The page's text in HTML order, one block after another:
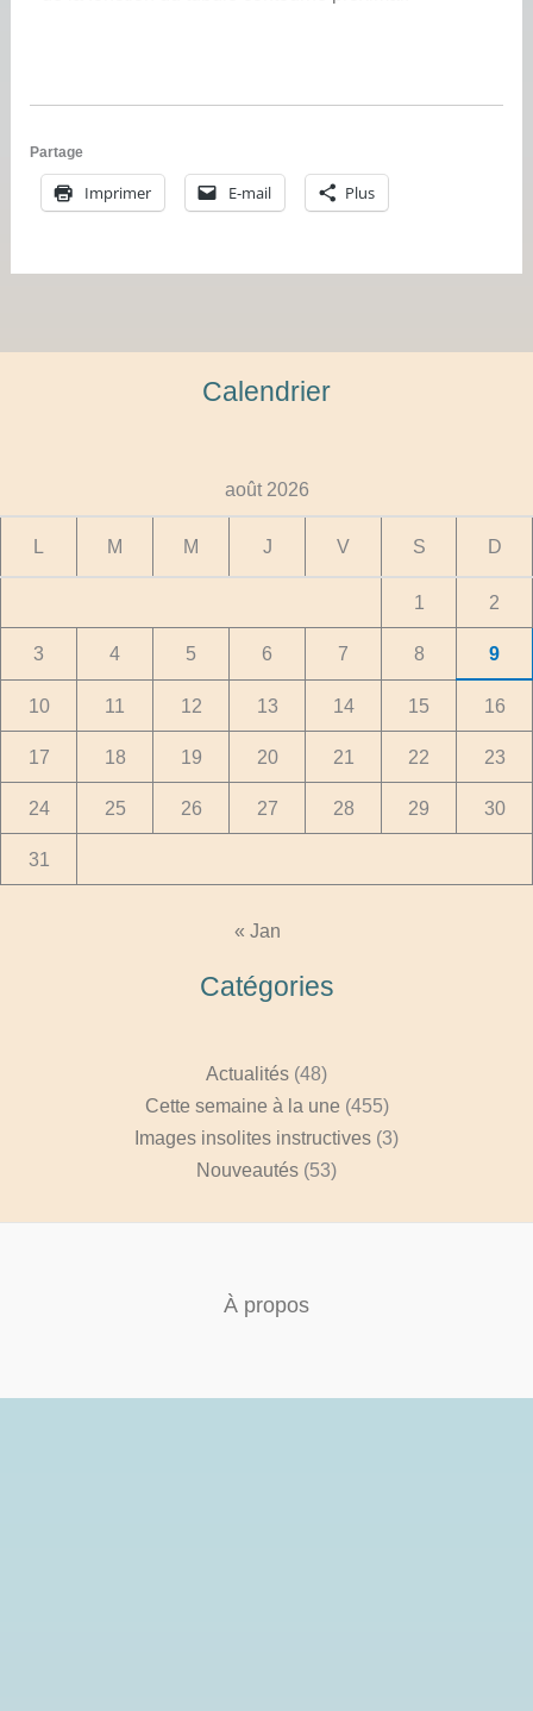
Partage
Imprimer E-mail Plus
Calendrier
août 2026
L M M J V S D
1 2
3 4 5 6 7 8 9
10 11 12 13 14 15 16
17 18 19 20 21 22 23
24 25 26 27 28 29 30
31
« Jan
Catégories
Actualités (48)
Cette semaine à la une (455)
Images insolites instructives (3)
Nouveautés (53)
À propos